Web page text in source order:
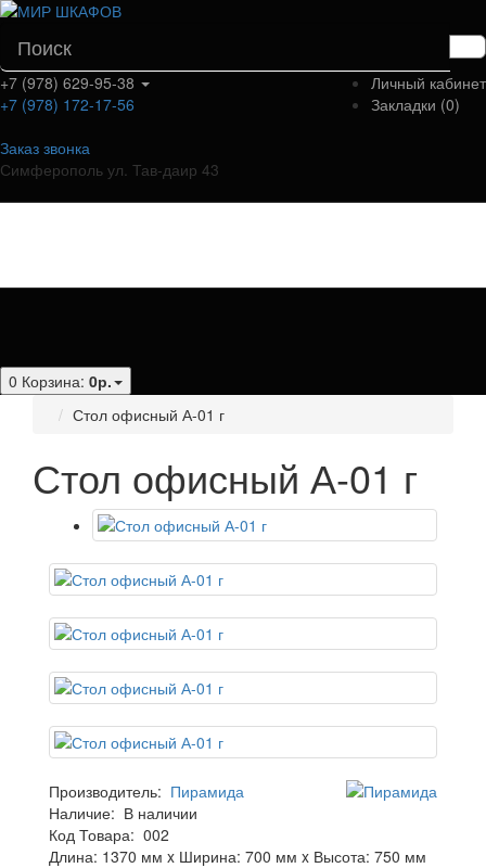
Личный кабинет
Закладки (0)
+7 (978) 629-95-38
+7 (978) 172-17-56
Заказ звонка
Симферополь ул. Тав-даир 43
0 Корзина: 0р.
Стол офисный А-01 г
Стол офисный А-01 г
Производитель: Пирамида
Наличие: В наличии
Код Товара: 002
Длина: 1370 мм x Ширина: 700 мм x Высота: 750 мм